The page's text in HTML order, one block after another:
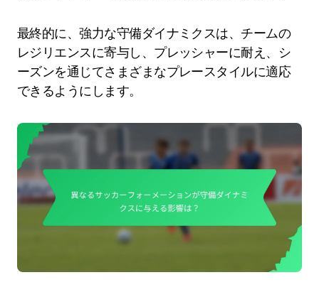
最終的に、強力な守備ダイナミクスは、チームの
レジリエンスに寄与し、プレッシャーに耐え、シ
ーズンを通じてさまざまなプレースタイルに適応
できるようにします。